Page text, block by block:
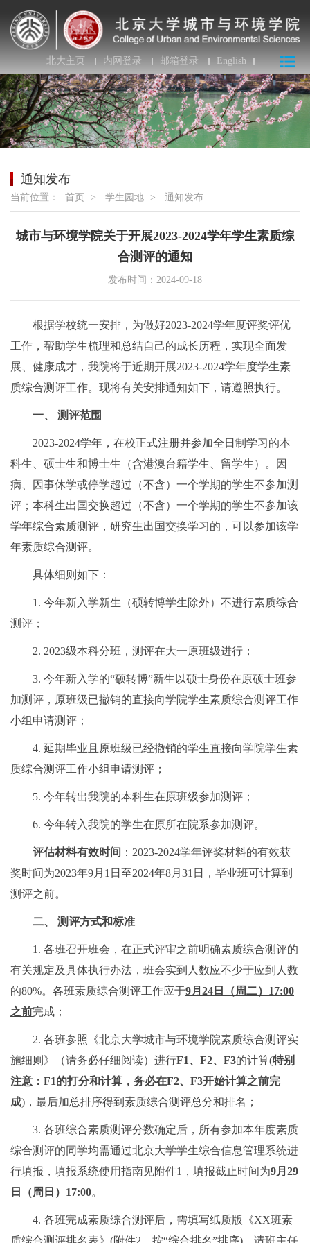
北大主页 内网登录 邮箱登录 English
通知发布
当前位置： 首页 > 学生园地 > 通知发布
城市与环境学院关于开展2023-2024学年学生素质综
合测评的通知
发布时间：2024-09-18
根据学校统一安排，为做好2023-2024学年度评奖评优
工作，帮助学生梳理和总结自己的成长历程，实现全面发
展、健康成才，我院将于近期开展2023-2024学年度学生素
质综合测评工作。现将有关安排通知如下，请遵照执行。
一、 测评范围
2023-2024学年，在校正式注册并参加全日制学习的本
科生、硕士生和博士生（含港澳台籍学生、留学生）。因
病、因事休学或停学超过（不含）一个学期的学生不参加测
评；本科生出国交换超过（不含）一个学期的学生不参加该
学年综合素质测评，研究生出国交换学习的，可以参加该学
年素质综合测评。
具体细则如下：
1. 今年新入学新生（硕转博学生除外）不进行素质综合
测评；
2. 2023级本科分班，测评在大一原班级进行；
3. 今年新入学的“硕转博”新生以硕士身份在原硕士班参
加测评，原班级已撤销的直接向学院学生素质综合测评工作
小组申请测评；
4. 延期毕业且原班级已经撤销的学生直接向学院学生素
质综合测评工作小组申请测评；
5. 今年转出我院的本科生在原班级参加测评；
6. 今年转入我院的学生在原所在院系参加测评。
评估材料有效时间 ：2023-2024学年评奖材料的有效获
奖时间为2023年9月1日至2024年8月31日，毕业班可计算到
测评之前。
二、 测评方式和标准
1. 各班召开班会，在正式评审之前明确素质综合测评的
有关规定及具体执行办法，班会实到人数应不少于应到人数
的80%。各班素质综合测评工作应于9月24日（周二）17:00
之前完成；
2. 各班参照《北京大学城市与环境学院素质综合测评实
施细则》（请务必仔细阅读）进行F1、F2、F3的计算(特别
注意：F1的打分和计算，务必在F2、F3开始计算之前完
成)，最后加总排序得到素质综合测评总分和排名；
3. 各班综合素质测评分数确定后，所有参加本年度素质
综合测评的同学均需通过北京大学学生综合信息管理系统进
行填报，填报系统使用指南见附件1，填报截止时间为9月29
日（周日）17:00。
4. 各班完成素质综合测评后，需填写纸质版《XX班素